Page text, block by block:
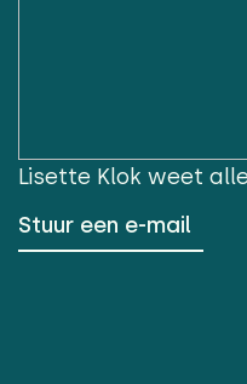
Lisette Klok weet
Stuur een e-mail